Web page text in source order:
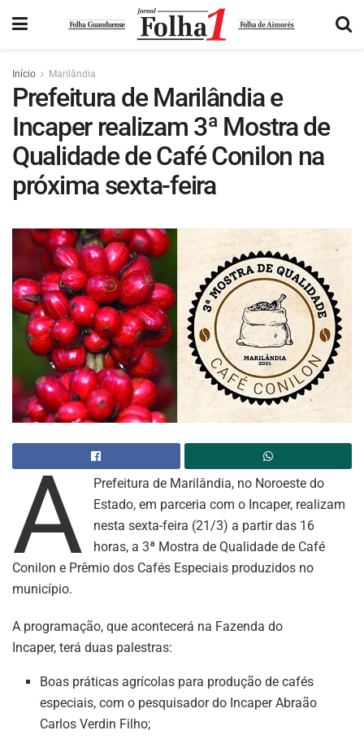
Início Marilândia
Prefeitura de Marilândia e
Incaper realizam 3ª Mostra de
Qualidade de Café Conilon na
próxima sexta-feira
A
Prefeitura de Marilândia, no Noroeste do
Estado, em parceria com o Incaper, realizam
nesta sexta-feira (21/3) a partir das 16
horas, a 3ª Mostra de Qualidade de Café
Conilon e Prêmio dos Cafés Especiais produzidos no
município.
A programação, que acontecerá na Fazenda do
Incaper, terá duas palestras:
Boas práticas agrícolas para produção de cafés
especiais, com o pesquisador do Incaper Abraão
Carlos Verdin Filho;